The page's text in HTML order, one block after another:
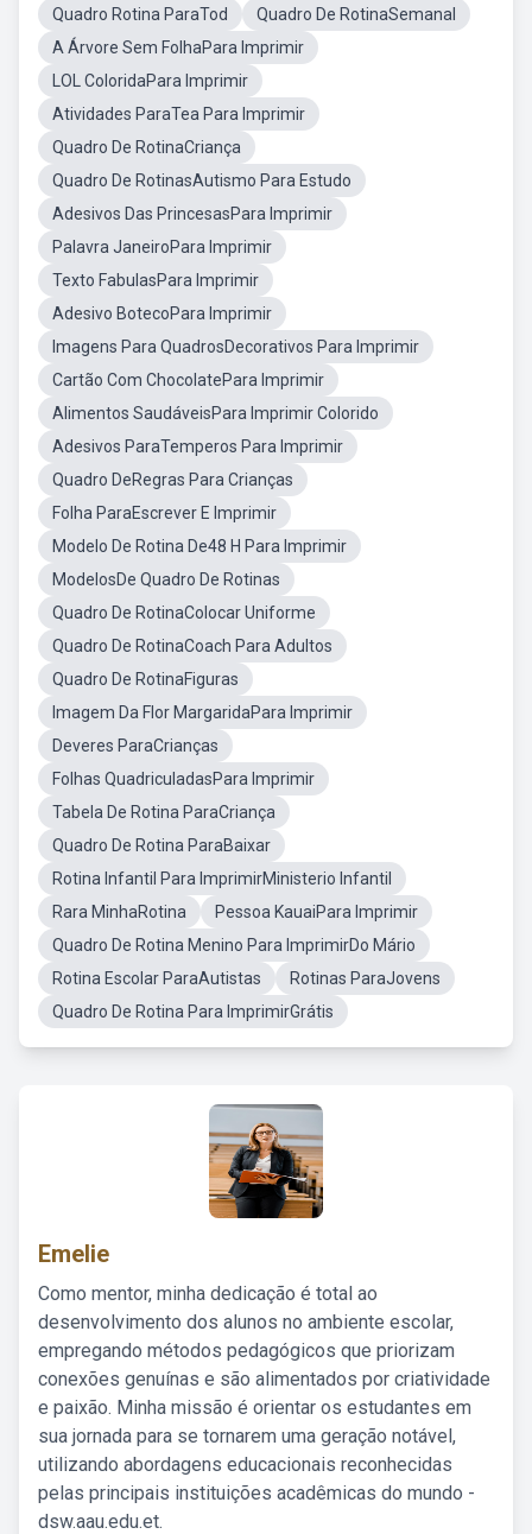
Quadro Rotina ParaTod
Quadro De RotinaSemanal
A Árvore Sem FolhaPara Imprimir
LOL ColoridaPara Imprimir
Atividades ParaTea Para Imprimir
Quadro De RotinaCriança
Quadro De RotinasAutismo Para Estudo
Adesivos Das PrincesasPara Imprimir
Palavra JaneiroPara Imprimir
Texto FabulasPara Imprimir
Adesivo BotecoPara Imprimir
Imagens Para QuadrosDecorativos Para Imprimir
Cartão Com ChocolatePara Imprimir
Alimentos SaudáveisPara Imprimir Colorido
Adesivos ParaTemperos Para Imprimir
Quadro DeRegras Para Crianças
Folha ParaEscrever E Imprimir
Modelo De Rotina De48 H Para Imprimir
ModelosDe Quadro De Rotinas
Quadro De RotinaColocar Uniforme
Quadro De RotinaCoach Para Adultos
Quadro De RotinaFiguras
Imagem Da Flor MargaridaPara Imprimir
Deveres ParaCrianças
Folhas QuadriculadasPara Imprimir
Tabela De Rotina ParaCriança
Quadro De Rotina ParaBaixar
Rotina Infantil Para ImprimirMinisterio Infantil
Rara MinhaRotina
Pessoa KauaiPara Imprimir
Quadro De Rotina Menino Para ImprimirDo Mário
Rotina Escolar ParaAutistas
Rotinas ParaJovens
Quadro De Rotina Para ImprimirGrátis
Emelie
Como mentor, minha dedicação é total ao
desenvolvimento dos alunos no ambiente escolar,
empregando métodos pedagógicos que priorizam
conexões genuínas e são alimentados por criatividade
e paixão. Minha missão é orientar os estudantes em
sua jornada para se tornarem uma geração notável,
utilizando abordagens educacionais reconhecidas
pelas principais instituições acadêmicas do mundo -
dsw.aau.edu.et.